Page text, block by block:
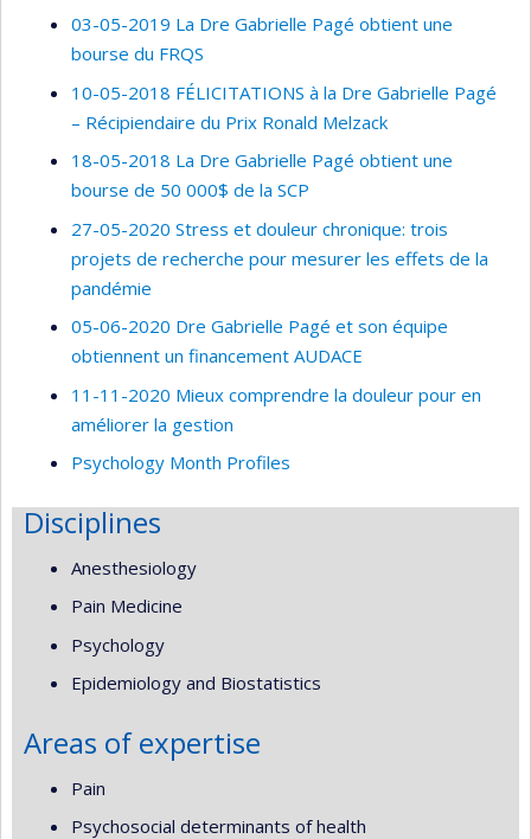
03-05-2019 La Dre Gabrielle Pagé obtient une
bourse du FRQS
10-05-2018 FÉLICITATIONS à la Dre Gabrielle Pagé
– Récipiendaire du Prix Ronald Melzack
18-05-2018 La Dre Gabrielle Pagé obtient une
bourse de 50 000$ de la SCP
27-05-2020 Stress et douleur chronique: trois
projets de recherche pour mesurer les effets de la
pandémie
05-06-2020 Dre Gabrielle Pagé et son équipe
obtiennent un financement AUDACE
11-11-2020 Mieux comprendre la douleur pour en
améliorer la gestion
Psychology Month Profiles
Disciplines
Anesthesiology
Pain Medicine
Psychology
Epidemiology and Biostatistics
Areas of expertise
Pain
Psychosocial determinants of health